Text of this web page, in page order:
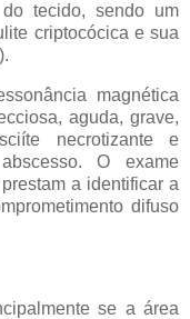
tecido, sendo um
criptocócica e sua
magnética
aguda, grave,
necrotizante e
O exame
a identificar a
difuso
se a área